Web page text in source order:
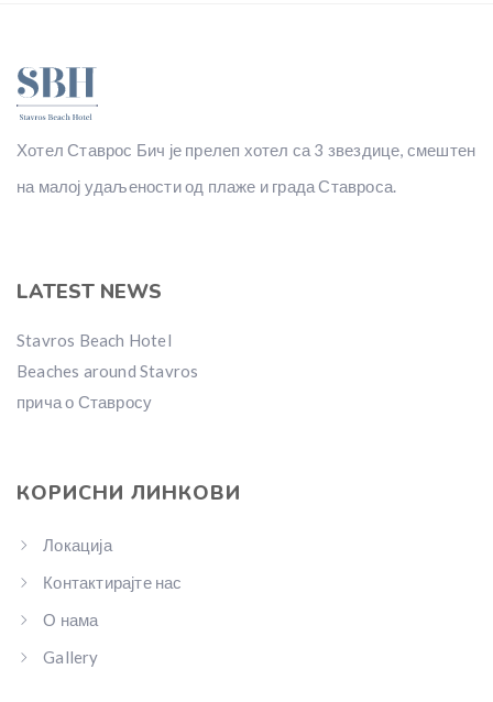
Хотел Ставрос Бич је прелеп хотел са 3 звездице, смештен
на малој удаљености од плаже и града Ставроса.
LATEST NEWS
Stavros Beach Hotel
Beaches around Stavros
прича о Ставросу
КОРИСНИ ЛИНКОВИ
Локација
Контактирајте нас
О нама
Gallery